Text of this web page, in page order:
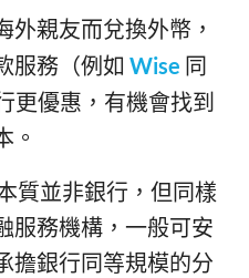
外親友而兌換外幣，
服務（例如 Wise 同
更優惠，有機會找到
。
質並非銀行，但同樣
服務機構，一般可安
擔銀行同等規模的分